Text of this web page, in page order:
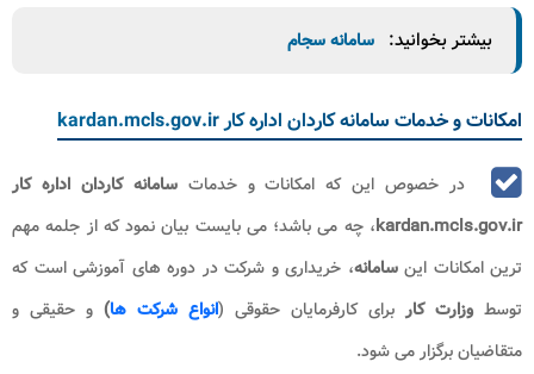
بیشتر بخوانید: سامانه سجام
امکانات و خدمات سامانه کاردان اداره کار kardan.mcls.gov.ir
در خصوص این که امکانات و خدماتسامانه کاردان اداره کار
kardan.mcls.gov.ir، چه می باشد؛ می بایست بیان نمود که از جلمه مهم
ترین امکانات اینسامانه، خریداری و شرکت در دوره های آموزشی است که
توسط وزارت کار برای کارفرمایان حقوقی (انواع شرکت ها) و حقیقی و
متقاضیان برگزار می شود.